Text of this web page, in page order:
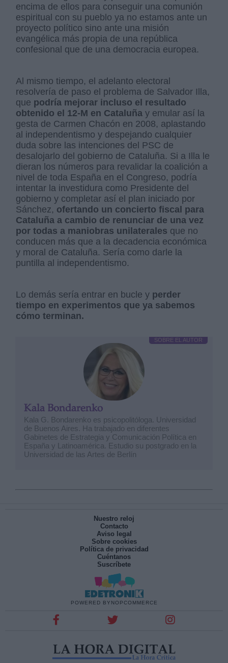
encima de ellos para conseguir una comunión
espiritual con su pueblo ya no estamos ante un
proyecto político sino ante una misión
evangélica más propia de una república
confesional que de una democracia europea.
Al mismo tiempo, el adelanto electoral
resolvería de paso el problema de Salvador Illa,
que podría mejorar incluso el resultado
obtenido el 12-M en Cataluña y emular así la
gesta de Carmen Chacón en 2008, aplastando
al independentismo y despejando cualquier
duda sobre las intenciones del PSC de
desalojarlo del gobierno de Cataluña. Si a Illa le
dieran los números para revalidar la coalición a
nivel de toda España en el Congreso, podría
intentar la investidura como Presidente del
gobierno y completar así el plan iniciado por
Sánchez, ofertando un concierto fiscal para
Cataluña a cambio de renunciar de una vez
por todas a maniobras unilaterales que no
conducen más que a la decadencia económica
y moral de Cataluña. Sería como darle la
puntilla al independentismo.
Lo demás sería entrar en bucle y perder
tiempo en experimentos que ya sabemos
cómo terminan.
SOBRE EL AUTOR
Kala Bondarenko
Kala G. Bondarenko es psicopolitóloga. Universidad
de Buenos Aires. Ha trabajado en diferentes
Gabinetes de Estrategia y Comunicación Política en
España y Latinoamérica. Estudio su postgrado en la
Universidad de las Artes de Berlín
Nuestro reloj
Contacto
Aviso legal
Sobre cookies
Política de privacidad
Cuéntanos
Suscríbete
POWERED BY NOPCOMMERCE